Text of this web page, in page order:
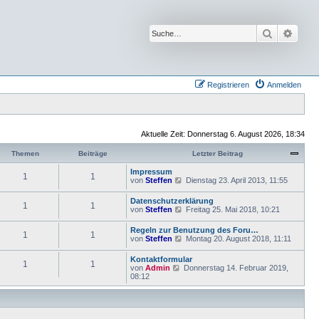
Suche
Anmelden
Registrieren
Aktuelle Zeit: Donnerstag 6. August 2026, 18:34
Themen Beiträge Letzter Beitrag
1 1
Impressum
von Steffen
N
u
e
s
t
e
e
i
t
a
Dienstag 23. April 2013, 11:55
1 1
Datenschutzerklärung
von Steffen
N
e
s
t
e
r
e
Freitag 25. Mai 2018, 10:21
1 1
Regeln zur Benutzung des Foru…
von Steffen
N
u
e
s
e
B
Montag 20. August 2018, 11:11
1 1
Kontaktformular
von Admin
N
u
t
Donnerstag 14. Februar 2019,
08:12